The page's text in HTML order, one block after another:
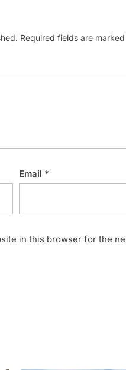
Required fields are marked
Email *
in this browser for the